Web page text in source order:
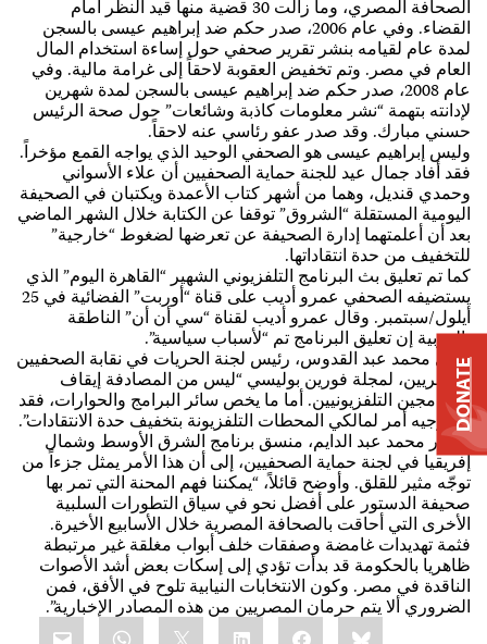
الصحافة المصري، وما زالت 30 قضية منها قيد النظر أمام
القضاء. وفي عام 2006، صدر حكم ضد إبراهيم عيسى بالسجن
لمدة عام لقيامه بنشر تقرير صحفي حول إساءة استخدام المال
العام في مصر. وتم تخفيض العقوبة لاحقاً إلى غرامة مالية. وفي
عام 2008، صدر حكم ضد إبراهيم عيسى بالسجن لمدة شهرين
لإدانته بتهمة “نشر معلومات كاذبة وشائعات” حول صحة الرئيس
حسني مبارك. وقد صدر عفو رئاسي عنه لاحقاً.
وليس إبراهيم عيسى هو الصحفي الوحيد الذي يواجه القمع مؤخراً.
فقد أفاد جمال عيد للجنة حماية الصحفيين أن علاء الأسواني
وحمدي قنديل، وهما من أشهر كتاب الأعمدة ويكتبان في الصحيفة
اليومية المستقلة “الشروق” توقفا عن الكتابة خلال الشهر الماضي
بعد أن أعلمتهما إدارة الصحيفة عن تعرضها لضغوط “خارجية”
للتخفيف من حدة انتقاداتها.
كما تم تعليق بث البرنامج التلفزيوني الشهير “القاهرة اليوم” الذي
يستضيفه الصحفي عمرو أديب على قناة “أوربت” الفضائية في 25
أيلول/سبتمبر. وقال عمرو أديب لقناة “سي أن أن” الناطقة
بالعربية إن تعليق البرنامج تم “لأسباب سياسية”.
وقال محمد عبد القدوس، رئيس لجنة الحريات في نقابة الصحفيين
المصريين، لمجلة فورين بوليسي “ليس من المصادفة إيقاف
البرنامجين التلفزيونيين. أما ما يخص سائر البرامج والحوارات، فقد
تم توجيه أمر لمالكي المحطات التلفزيونة بتخفيف حدة الانتقادات”.
وأشار محمد عبد الدايم، منسق برنامج الشرق الأوسط وشمال
إفريقيا في لجنة حماية الصحفيين، إلى أن هذا الأمر يمثل جزءاً من
توجّه مثير للقلق. وأوضح قائلاً، “يمكننا فهم المحنة التي تمر بها
صحيفة الدستور على أفضل نحو في سياق التطورات السلبية
الأخرى التي أحاقت بالصحافة المصرية خلال الأسابيع الأخيرة.
فثمة تهديدات غامضة وصفقات خلف أبواب مغلقة غير مرتبطة
ظاهريا بالحكومة قد بدأت تؤدي إلى إسكات بعض أشد الأصوات
الناقدة في مصر. وكون الانتخابات النيابية تلوح في الأفق، فمن
الضروري ألا يتم حرمان المصريين من هذه المصادر الإخبارية”.
Share
Bluesky
Facebook
LinkedIn
DONATE